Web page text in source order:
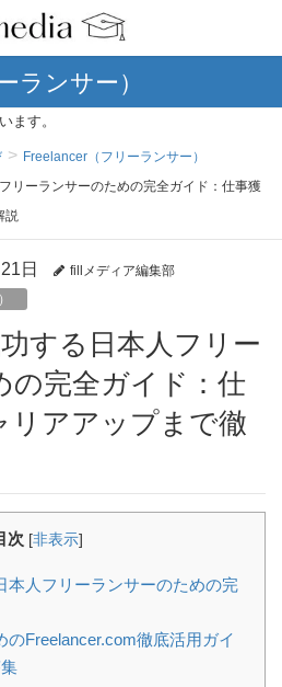
ランサー）
ます。
Freelancer（フリーランサー）
リーランサーのための完全ガイド：仕事獲
説
日
fillメディア編集部
の完全ガイド：仕
リアアップまで徹
次 [非表示]
本人フリーランサーのための完
のFreelancer.com徹底活用ガイ